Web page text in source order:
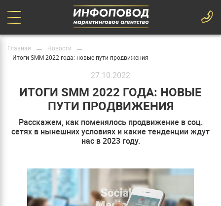
Главная — Новости —
Итоги SMM 2022 года: новые пути продвижения
27.10.2022
ИТОГИ SMM 2022 ГОДА: НОВЫЕ
ПУТИ ПРОДВИЖЕНИЯ
Расскажем, как поменялось продвижение в соц.
сетях в нынешних условиях и какие тенденции ждут
нас в 2023 году.